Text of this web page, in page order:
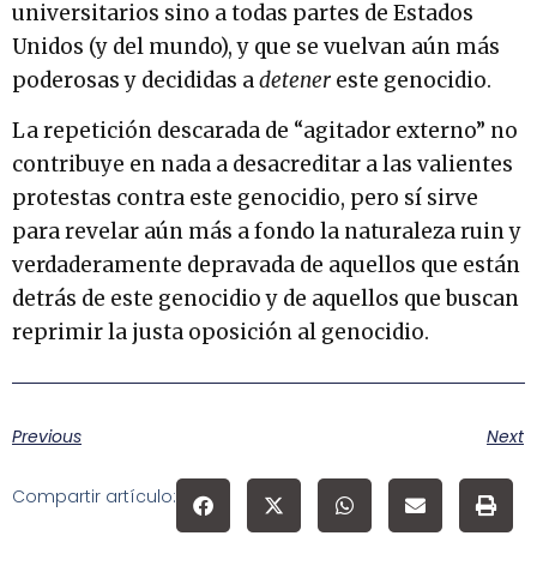
universitarios sino a todas partes de Estados
Unidos (y del mundo), y que se vuelvan aún más
poderosas y decididas adetener este genocidio.
La repetición descarada de “agitador externo” no
contribuye en nada a desacreditar a las valientes
protestas contra este genocidio, pero sí sirve
para revelar aún más a fondo la naturaleza ruin y
verdaderamente depravada de aquellos que están
detrás de este genocidio y de aquellos que buscan
reprimir la justa oposición al genocidio.
Previous Next
Compartir artículo: